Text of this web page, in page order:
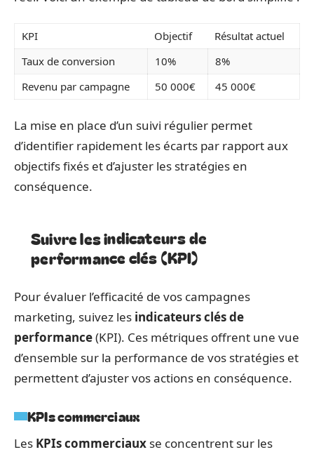
KPI Objectif
Résultat actuel
Taux de conversion
10%
8%
Revenu par campagne
50 000€ 45 000€
La mise en place d’un suivi régulier permet
d’identifier rapidement les écarts par rapport aux
objectifs fixés et d’ajuster les stratégies en
conséquence.
Suivre les indicateurs de
performance clés (KPI)
Pour évaluer l’efficacité de vos campagnes
marketing, suivez les indicateurs clés de
performance(KPI). Ces métriques offrent une vue
d’ensemble sur la performance de vos stratégies et
permettent d’ajuster vos actions en conséquence.
KPIs commerciaux
Les KPIs commerciaux se concentrent sur les